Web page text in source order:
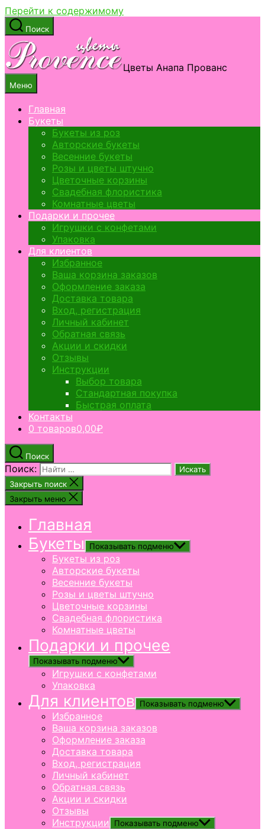
Перейти к содержимому
Поиск
Цветы Анапа Прованс
Меню
Главная
Букеты
Букеты из роз
Авторские букеты
Весенние букеты
Розы и цветы штучно
Цветочные корзины
Свадебная флористика
Комнатные цветы
Подарки и прочее
Игрушки с конфетами
Упаковка
Для клиентов
Избранное
Ваша корзина заказов
Оформление заказа
Доставка товара
Вход, регистрация
Личный кабинет
Обратная связь
Акции и скидки
Отзывы
Инструкции
Выбор товара
Стандартная покупка
Быстрая оплата
Контакты
0 товаров0,00₽
Поиск
Поиск:
Закрыть поиск
Закрыть меню
Главная
Букеты
Показывать подменю
Букеты из роз
Авторские букеты
Весенние букеты
Розы и цветы штучно
Цветочные корзины
Свадебная флористика
Комнатные цветы
Подарки и прочее
Показывать подменю
Игрушки с конфетами
Упаковка
Для клиентов Показывать подменю
Избранное
Ваша корзина заказов
Оформление заказа
Доставка товара
Вход, регистрация
Личный кабинет
Обратная связь
Акции и скидки
Отзывы
Инструкции
Показывать подменю